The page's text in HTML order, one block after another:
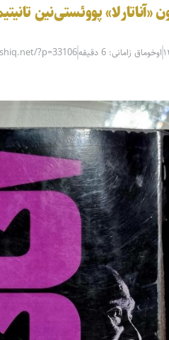
«آناتارلا» پووئستی‌نین
اوخوماق زامانی: 6 دقیقه ?p=33106